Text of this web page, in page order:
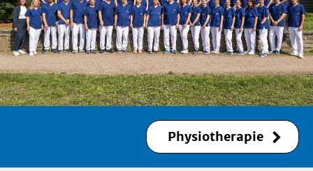
Physiotherapie